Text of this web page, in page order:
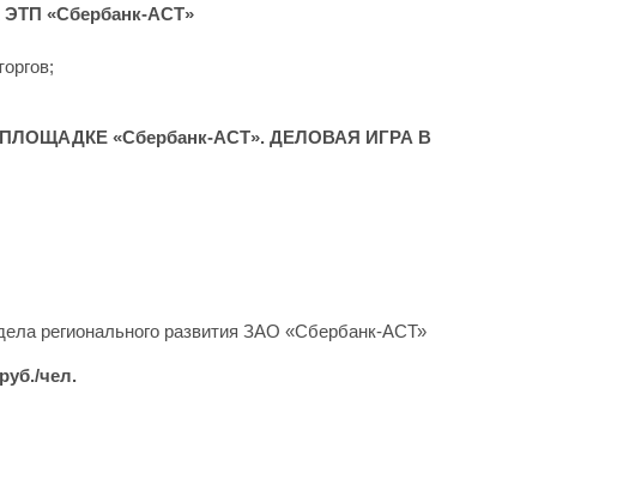
«Сбербанк-АСТ»
«Сбербанк-АСТ». ДЕЛОВАЯ ИГРА В
регионального развития ЗАО «Сбербанк-АСТ»
чел.